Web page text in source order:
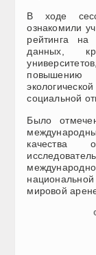
В ходе
ознакомили
рейтинга на
данных,
социальной
Было
качества
мировой